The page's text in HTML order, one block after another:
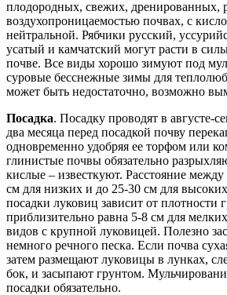
плодородных, свежих, дренированных,
воздухопроницаемостью почвах, с
нейтральной. Рябчики русский,
усатый и камчатский могут расти в
почве. Все виды хорошо зимуют под
суровые бесснежные зимы для
может быть недостаточно, возможно
Посадка. Посадку проводят в августе-
два месяца перед посадкой почву
одновременно удобряя ее торфом или
глинистые почвы обязательно
кислые – известкуют. Расстояние
см для низких и до 25-30 см для
посадки луковиц зависит от плотности
приблизительно равна 5-8 см для
видов с крупной луковицей. Полезно
немного речного песка. Если почва
затем размещают луковицы в лунках,
бок, и засыпают грунтом.
посадки обязательно.